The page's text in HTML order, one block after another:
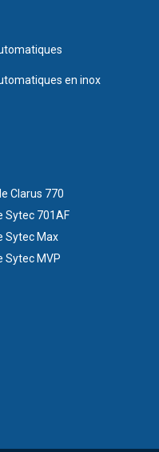
en inox
Clarus 770
Sytec 701AF
Sytec Max
Sytec MVP